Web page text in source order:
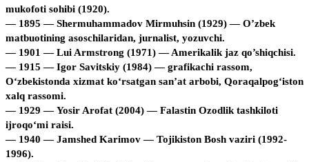
mukofoti sohibi (1920).
— 1895 — Shermuhammadov Mirmuhsin (1929) — O’zbek
matbuotining asoschilaridan, jurnalist, yozuvchi.
— 1901 — Lui Armstrong (1971) — Amerikalik jaz qo’shiqchisi.
— 1915 — Igor Savitskiy (1984) — grafikachi rassom,
O‘zbekistonda xizmat ko‘rsatgan san’at arbobi, Qoraqalpog‘iston
xalq rassomi.
— 1929 — Yosir Arofat (2004) — Falastin Ozodlik tashkiloti
ijroqo‘mi raisi.
— 1940 — Jamshed Karimov — Tojikiston Bosh vaziri (1992-
1996).